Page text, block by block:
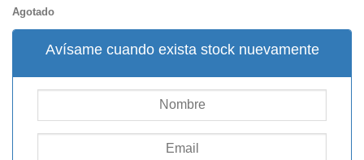
Agotado
Avísame cuando exista stock nuevamente